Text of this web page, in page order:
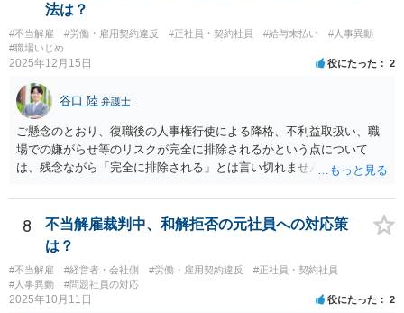
法は？
#不当解雇 #労働・雇用契約違反 #正社員・契約社員 #給与未払い
#人事異動
#職場いじめ
2025年12月15日 役にたった 2
谷口 陸 弁護士
ご懸念のとおり、復職後の人事権行使による降格、不利益取扱い、職
場での嫌がらせ等のリスクが完全に排除されるかという点について
は、残念ながら「完全に排除される」とは言い切れません。 理論上
「不利益取扱いの禁止」を入れることも可能 ではありますが、人事評
価や配置、業務内容の変更といった形で行われる間接的な不利益を、
事前に完全に防ぐことは困難なのが実務の現実です。特に外資系企業
の場合、評価制度や職務再編の裁量が広く、形式的には合法に見える
対応が取られる余地も否定できません。
8
不当解雇裁判中、和解拒否の元社員への対応策
は？
#不当解雇 #経営者・会社側 #労働・雇用契約違反
#正社員・契約社員
#人事異動
#問題社員の対応
2025年10月11日 役にたった 2